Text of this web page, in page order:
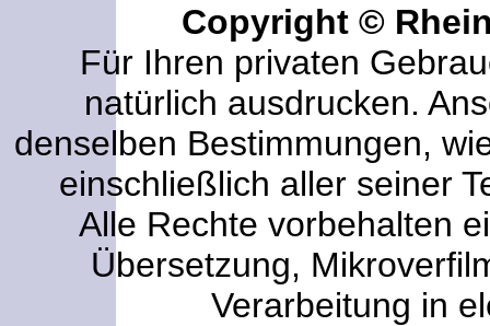
Copyright ©
Für Ihren privaten
natürlich ausdrucken.
denselben Bestimmungen,
einschließlich aller seiner
Alle Rechte vorbehalten
Übersetzung,
Verarbeitung in